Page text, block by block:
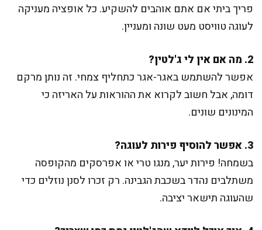
פריך ביתי אם אתם אוהבים להשקיע. כל אופציה מעניקה
לעוגה טוויסט מעט שונה ומעניין.
2. מה אם אין לי ג'לטין?
אפשר להשתמש באגר-אגר כתחליף צמחי. זה נותן מרקם
דומה, אבל חשוב לקרוא את ההוראות על האריזה כי
המינונים שונים.
3. אפשר להוסיף פירות לעוגה?
בשמחה! פירות יער, מנגו טרי או אפרסקים מהקופסה
משתלבים נהדר בשכבת הגבינה. רק זכרו לסנן נוזלים כדי
שהעוגה תישאר יציבה.